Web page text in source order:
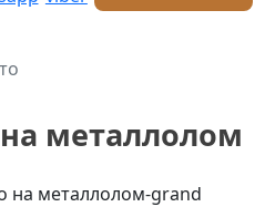
металлолом